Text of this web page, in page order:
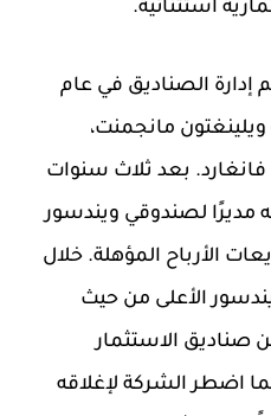
استثنائية.
الصناديق في عام
ويلينغتون مانجمنت،
بعد ثلاث سنوات
مديرًا لصندوقي ويندسور
الأرباح المؤهلة. خلال
الأعلى من حيث
صناديق الاستثمار
اضطر الشركة لإغلاقه